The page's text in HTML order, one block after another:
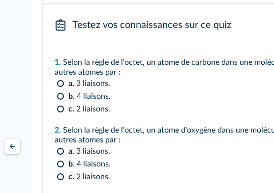
Testez vos connaissances sur ce quiz
1. Selon la règle de l'octet, un atome de carbone dans une
autres atomes par :
a. 3 liaisons.
b. 4 liaisons.
c. 2 liaisons.
2. Selon la règle de l'octet, un atome d'oxygène dans une
autres atomes par :
a. 3 liaisons.
b. 4 liaisons.
c. 2 liaisons.